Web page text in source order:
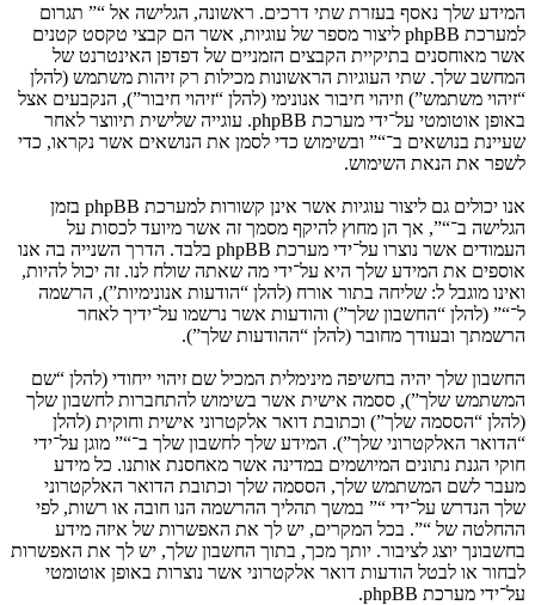
המידע שלך נאסף בעזרת שתי דרכים. ראשונה, הגלישה אל “” תגרום
למערכת phpBB ליצור מספר של עוגיות, אשר הם קבצי טקסט קטנים
אשר מאוחסנים בתיקיית הקבצים הזמניים של דפדפן האינטרנט של
המחשב שלך. שתי העוגיות הראשונות מכילות רק זיהות משתמש (להלן
“זיהוי משתמש”) וזיהוי חיבור אנונימי (להלן “זיהוי חיבור”), הנקבעים אצל
באופן אוטומטי על־ידי מערכת phpBB. עוגייה שלישית תיווצר לאחר
שעיינת בנושאים ב־“” ובשימוש כדי לסמן את הנושאים אשר נקראו, כדי
לשפר את הנאת השימוש.
אנו יכולים גם ליצור עוגיות אשר אינן קשורות למערכת phpBB בזמן
הגלישה ב־“”, אך הן מחוץ להיקף מסמך זה אשר מיועד לכסות על
העמודים אשר נוצרו על־ידי מערכת phpBB בלבד. הדרך השנייה בה אנו
אוספים את המידע שלך היא על־ידי מה שאתה שולח לנו. זה יכול להיות,
ואינו מוגבל ל: שליחה בתור אורח (להלן “הודעות אנונימיות”), הרשמה
ל־“” (להלן “החשבון שלך”) והודעות אשר נרשמו על־ידיך לאחר
הרשמתך ובעודך מחובר (להלן “ההודעות שלך”).
החשבון שלך יהיה בחשיפה מינימלית המכיל שם זיהוי ייחודי (להלן “שם
המשתמש שלך”), ססמה אישית אשר בשימוש להתחברות לחשבון שלך
(להלן “הססמה שלך”) וכתובת דואר אלקטרוני אישית וחוקית (להלן
“הדואר האלקטרוני שלך”). המידע שלך לחשבון שלך ב־“” מוגן על־ידי
חוקי הגנת נתונים המיושמים במדינה אשר מאחסנת אותנו. כל מידע
מעבר לשם המשתמש שלך, הססמה שלך וכתובת הדואר האלקטרוני
שלך הנדרש על־ידי “” במשך תהליך ההרשמה הנו חובה או רשות, לפי
ההחלטה של “”. בכל המקרים, יש לך את האפשרות של איזה מידע
בחשבונך יוצג לציבור. יותך מכך, בתוך החשבון שלך, יש לך את האפשרות
לבחור או לבטל הודעות דואר אלקטרוני אשר נוצרות באופן אוטומטי
על־ידי מערכת phpBB.